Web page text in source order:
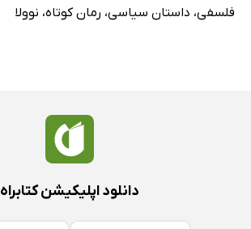
فلسفی، داستان سیاسی، رمان کوتاه، نوولا
دانلود اپلیکیشن کتابراه